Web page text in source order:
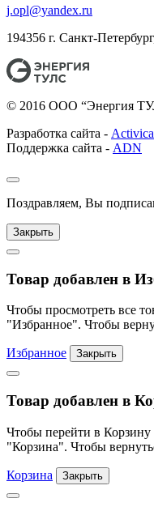
j.opl@yandex.ru
194356 г. Санкт-
© 2016 ООО “Энергия
Разработка сайта - Activica
Поддержка сайта - ADN
Поздравляем, Вы
Закрыть
Товар добавлен в
Чтобы просмотреть все
"Избранное". Чтобы
Избранное Закрыть
Товар добавлен в
Чтобы перейти в
"Корзина". Чтобы
Корзина Закрыть